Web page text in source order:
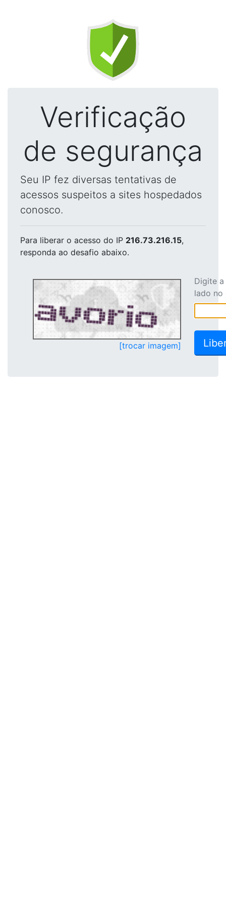
Verificação
de segurança
Seu IP fez diversas tentativas de
acessos suspeitos a sites hospedados
conosco.
Para liberar o acesso do IP 216.73.216.15,
responda ao desafio abaixo.
[trocar imagem]
Digite
lado no